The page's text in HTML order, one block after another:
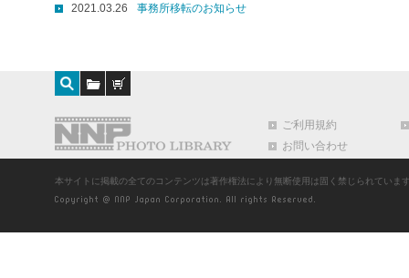
2021.03.26
事務所移転のお知らせ
ご利用規約
お問い合わせ
本サイトに掲載の全てのコンテンツは著作権法により無断使用は固く禁じられていま